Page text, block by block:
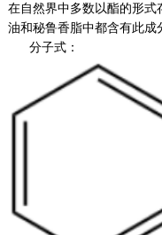
在自然界中多数以酯的形
油和秘鲁香脂中都含有此成
分子式：